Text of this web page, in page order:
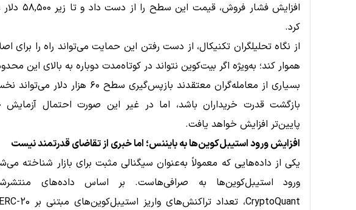
افزایش فشار فروش،
کرد.
از نگاه تحلیلگران تکنیکال، از دست رفتن این حمایت می‌تواند راه را برای
هموار کند؛ به‌ویژه اگر بیت‌کوین نتواند در کوتاه‌مدت دوباره به بالای این
بسیاری از معامله‌گران معتقدند بازپس‌گیری سطح ۶۰
بازگشت قدرت خریداران باشد، اما در غیر این صورت احتمال
پایین‌تر افزایش خواهد یافت.
افزایش ورود استیبل‌کوین‌ها به بایننس؛ اما خبری از تقاضای قدرتمند نیست
یکی از داده‌هایی که معمولاً به‌عنوان سیگنالی مثبت برای بازار شناخته
ورود استیبل‌کوین‌ها به صرافی‌هاست. بر اساس داده‌های